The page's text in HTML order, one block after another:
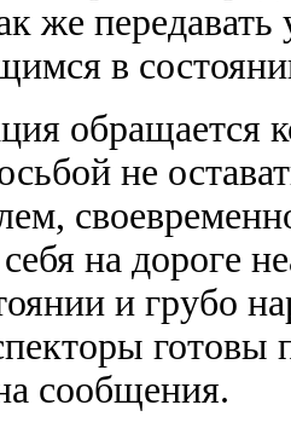
же
в
обращается
не
на дороге
и грубо
готовы
сообщения.